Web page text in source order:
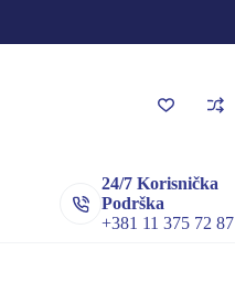
24/7 Korisnička
Podrška
+381 11 375 72 87